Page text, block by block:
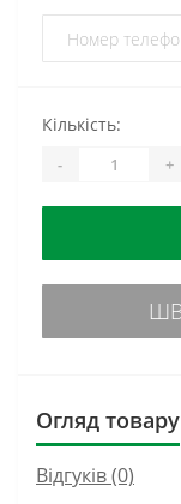
Кількість:
- +
Огляд товару
Відгуків (0)